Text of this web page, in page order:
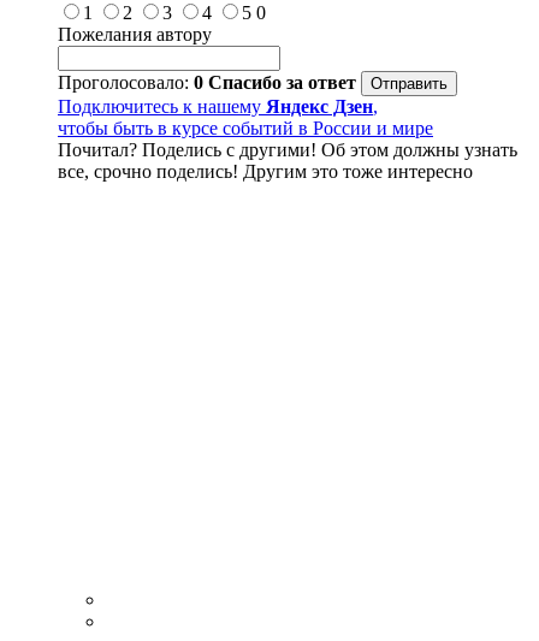
1
2 3 4 5 0
Пожелания автору
Проголосовало: 0 Спасибо за ответ
Подключитесь к нашему Яндекс Дзен,
чтобы быть в курсе событий в России и мире
Почитал? Поделись с другими! Об этом должны узнать
все, срочно поделись! Другим это тоже интересно